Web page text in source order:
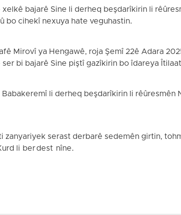
bajarê Sine li derheq beşdarîkirin li
bo cihekî nexuya hate veguhastin.
Mirovî ya Hengawê, roja Şemî 22ê Adara
bi bajarê Sine piştî gazîkirin bo îdareya
li derheq beşdarîkirin li rêûresmên
zanyariyek serast derbarê sedemên girtin,
li ber dest nîne.